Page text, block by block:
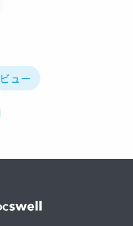
ュー